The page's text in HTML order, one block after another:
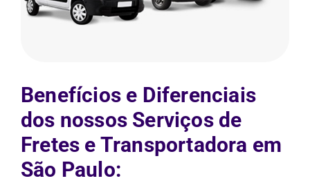
Benefícios e Diferenciais
dos nossos Serviços de
Fretes e Transportadora em
São Paulo: